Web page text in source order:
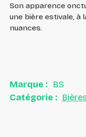
Son apparence
une bière estivale,
nuances.
Marque : BS
Catégorie :